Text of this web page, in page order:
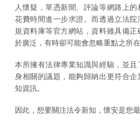
人懷疑，單憑新聞、評論等網路上
花費時間進一步求證。而透過立法
規資料庫等官方網站，資料雖具備正
於廣泛，有時卻可能會忽略重點之所在
本所擁有法律專業知識與經驗，並且
身相關的議題，能夠歸納出更符合
知資訊。
因此，想要關注法令新知，懷安是您最